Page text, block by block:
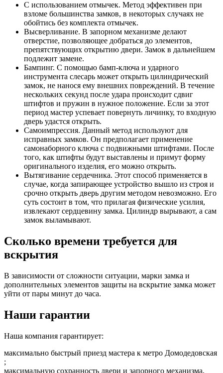
С использованием отмычек. Метод эффективен при
взломе большинства замков, в некоторых случаях не
обойтись без комплекта отмычек.
Высверливание. В запорном механизме делают
отверстие, позволяющее добраться до элементов,
препятствующих открытию двери. Замок в дальнейшем
подлежит замене.
Бампинг. С помощью бамп-ключа и ударного
инструмента слесарь может открыть цилиндрический
замок, не нанося ему внешних повреждений. В течение
нескольких секунд после удара происходит сдвиг
штифтов и пружин в нужное положение. Если за этот
период мастер успевает повернуть личинку, то входную
дверь удастся открыть.
Самоимпрессия. Данный метод используют для
исправных замков. Он предполагает применение
самонаборного ключа с подвижными штифтами. После
того, как штифты будут выставлены и примут форму
оригинального изделия, его можно открыть.
Вытягивание сердечника. Этот способ применяется в
случае, когда запирающее устройство вышло из строя и
срочно открыть дверь другим методом невозможно. Его
суть состоит в том, что прилагая физические усилия,
извлекают сердцевину замка. Цилиндр вырывают, а сам
замок выламывают.
Сколько времени требуется для
вскрытия
В зависимости от сложности ситуации, марки замка и
дополнительных элементов защиты на вскрытие замка может
уйти от пары минут до часа.
Наши гарантии
Наша компания гарантирует:
максимально быстрый приезд мастера к метро Домодедовская
;
максимальную сохранность двери и запорного механизма,